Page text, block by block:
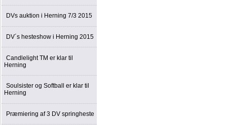
DVs auktion i Herning 7/3 2015
DV´s hesteshow i Herning 2015
Candlelight TM er klar til
Herning
Soulsister og Softball er klar til
Herning
Præmiering af 3 DV springheste